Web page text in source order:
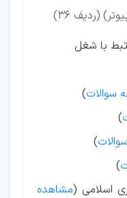
(ردیف 36)
با شغل
سوالات)
)
)
)
اسلامی (مشاهده